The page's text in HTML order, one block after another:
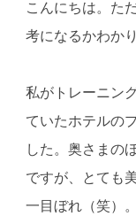
こんにちは。た
考になるかわか
私がトレーニン
ていたホテルの
した。奥さまの
ですが、とても
一目ぼれ（笑）